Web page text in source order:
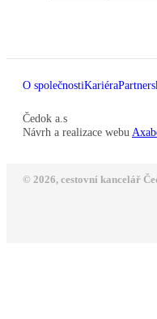
O společnostiKariéra
Čedok a.s
Návrh a realizace webu
© 2026, cestovní kancelář